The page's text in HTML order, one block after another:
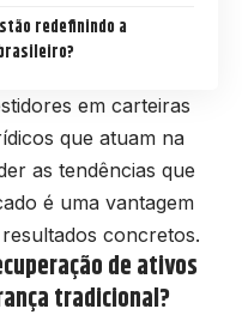
redefinindo a
em carteiras
que atuam na
as tendências que
é uma vantagem
concretos.
de ativos
tradicional?